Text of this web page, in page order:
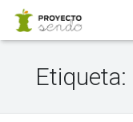
Etiqueta: